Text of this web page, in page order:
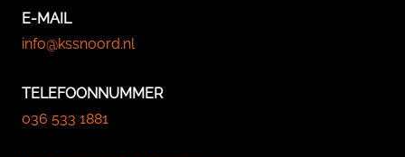
E-MAIL
info@kssnoord.nl
TELEFOONNUMMER
036 533 1881